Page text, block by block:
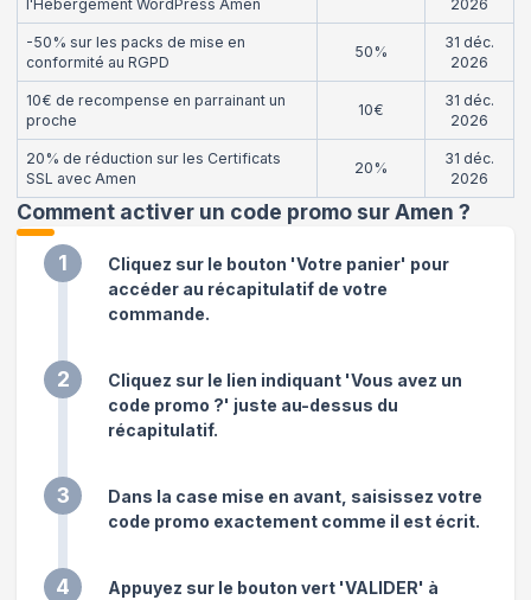
l'Hébergement WordPress Amen
2026
-50% sur les packs de mise en
conformité au RGPD
50%
31 déc.
2026
10€ de recompense en parrainant un
proche
10€
31 déc.
2026
20% de réduction sur les Certificats
SSL avec Amen
20%
31 déc.
2026
Comment activer un code promo sur Amen ?
1
Cliquez sur le bouton 'Votre panier' pour
accéder au récapitulatif de votre
commande.
2
Cliquez sur le lien indiquant 'Vous avez un
code promo ?' juste au-dessus du
récapitulatif.
3
Dans la case mise en avant, saisissez votre
code promo exactement comme il est écrit.
4
Appuyez sur le bouton vert 'VALIDER' à